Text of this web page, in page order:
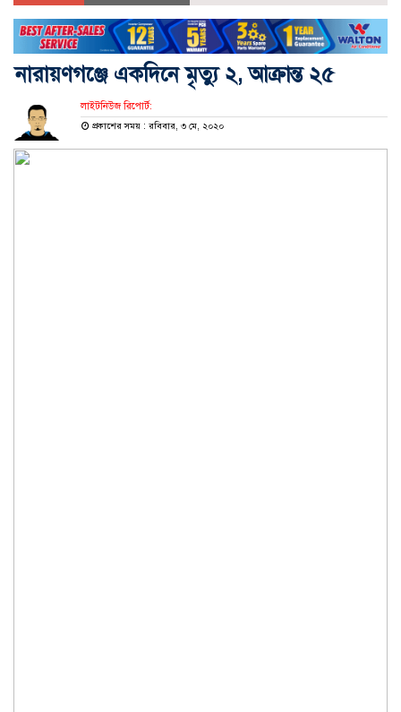
নারায়ণগঞ্জে একদিনে মৃত্যু ২, আক্রান্ত ২৫
লাইটনিউজ রিপোর্ট:
প্রকাশের সময় : রবিবার, ৩ মে, ২০২০